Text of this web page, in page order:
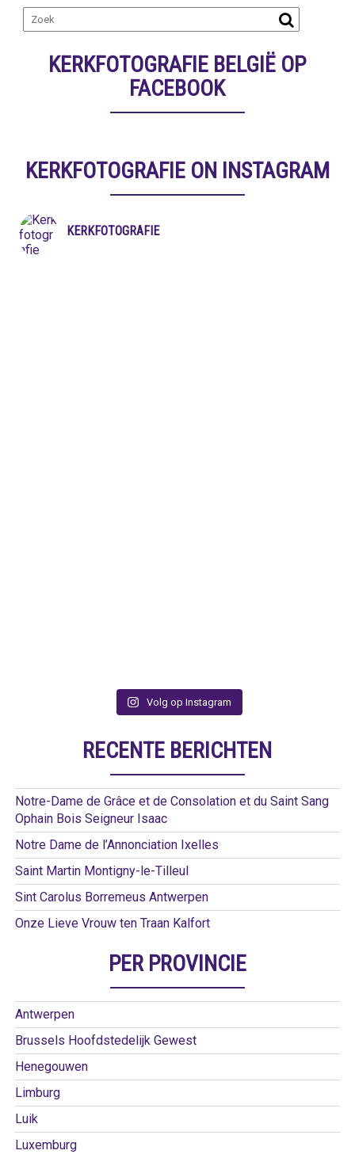
KERKFOTOGRAFIE BELGIË OP
FACEBOOK
KERKFOTOGRAFIE ON INSTAGRAM
KERKFOTOGRAFIE
Volg op Instagram
RECENTE BERICHTEN
Notre-Dame de Grâce et de Consolation et du Saint Sang
Ophain Bois Seigneur Isaac
Notre Dame de l’Annonciation Ixelles
Saint Martin Montigny-le-Tilleul
Sint Carolus Borremeus Antwerpen
Onze Lieve Vrouw ten Traan Kalfort
PER PROVINCIE
Antwerpen
Brussels Hoofdstedelijk Gewest
Henegouwen
Limburg
Luik
Luxemburg